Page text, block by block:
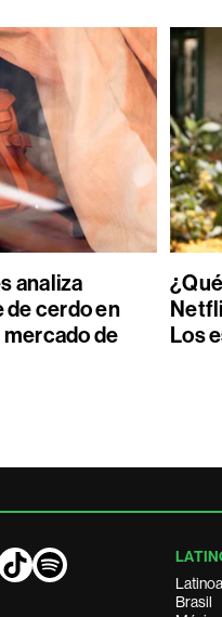
analiza
de cerdo en
mercado de
Los
Brasil